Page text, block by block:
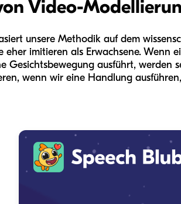
Video-
unsere Methodik auf dem
eher imitieren als Erwachsene. Wenn
Gesichtsbewegung ausführt, werden
wenn wir eine Handlung